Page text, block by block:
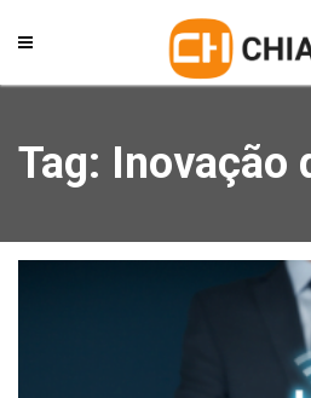
Tag: Inovação